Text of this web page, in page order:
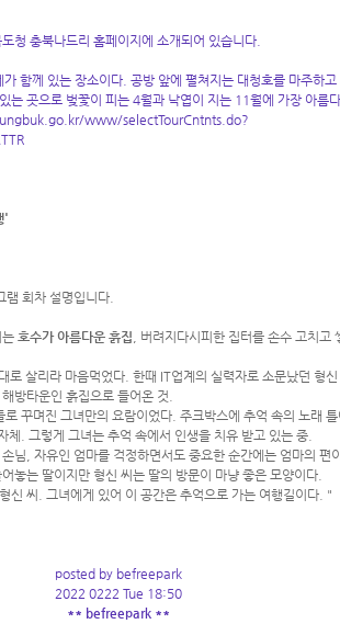
청 충북나드리 홈페이지에 소개되어 있습니다.
함께 있는 장소이다. 공방 앞에 펼쳐지는 대청호를 마주하
는 곳으로 벚꽃이 피는 4월과 낙엽이 지는 11월에 가장 아름
www/selectTourCntnts.do?
'
램 회차 설명입니다.
호수가 아름다운 흙집 , 버려지다시피한 집터를 손수 고치고
로 살리라 마음먹었다. 한때 IT업계의 실력자로 소문났던 형
방타운인 흙집으로 들어온 것.
꾸며진 그녀만의 요람이었다. 주크박스에 추억 속의 노래
. 그렇게 그녀는 추억 속에서 인생을 치유 받고 있는 중.
님, 자유인 엄마를 걱정하면서도 중요한 순간에는 엄마의 편
놓는 딸이지만 형신 씨는 딸의 방문이 마냥 좋은 모양이다.
신 씨. 그녀에게 있어 이 공간은 추억으로 가는 여행길이다. "
posted by befreepark
2022 0222 Tue 18:50
** befreepark **